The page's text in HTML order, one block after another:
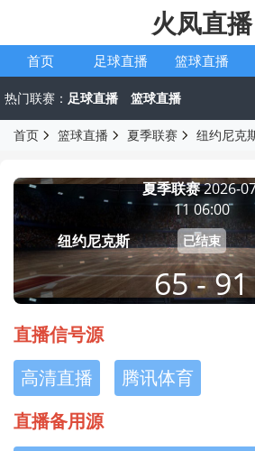
火凤直播
首页 足球直播 篮球直播
热门联赛： 足球直播 篮球直播
首页 篮球直播 夏季联赛 纽约尼克
纽约尼克斯
夏季联赛2026-
11 06:00
已结束
65 - 91
直播信号源
高清直播
腾讯体育
直播备用源